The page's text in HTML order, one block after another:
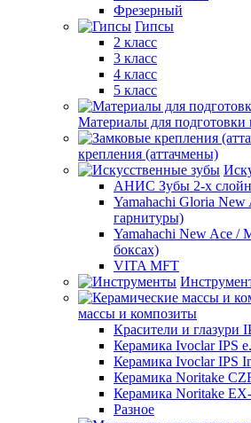
Фрезерный
Гипсы
2 класс
3 класс
4 класс
5 класс
Материалы для подготовки
крепления (аттачмены)
АНИС Зубы 2-х
Yamahachi Gloria
гарнитуры)
Yamahachi New Ace /
боксах)
VITA MFT
массы и композиты
Красители и глазури
Керамика Ivoclar IPS
Керамика Ivoclar IPS
Керамика Noritake
Керамика Noritake
Разное